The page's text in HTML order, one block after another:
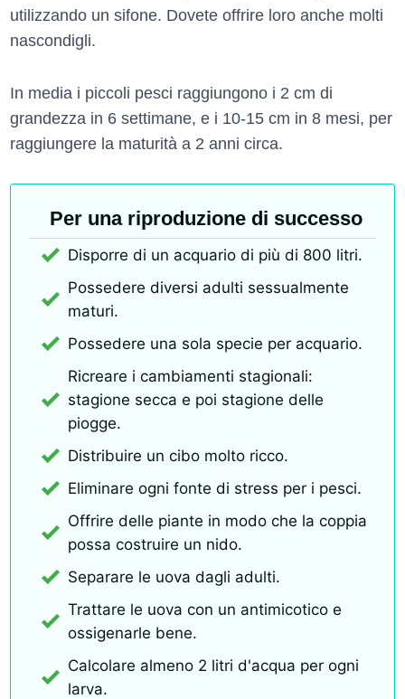
utilizzando un sifone. Dovete offrire loro anche molti
nascondigli.
In media i piccoli pesci raggiungono i 2 cm di
grandezza in 6 settimane, e i 10-15 cm in 8 mesi, per
raggiungere la maturità a 2 anni circa.
Per una riproduzione di successo
Disporre di un acquario di più di 800 litri.
Possedere diversi adulti sessualmente
maturi.
Possedere una sola specie per acquario.
Ricreare i cambiamenti stagionali:
stagione secca e poi stagione delle
piogge.
Distribuire un cibo molto ricco.
Eliminare ogni fonte di stress per i pesci.
Offrire delle piante in modo che la coppia
possa costruire un nido.
Separare le uova dagli adulti.
Trattare le uova con un antimicotico e
ossigenarle bene.
Calcolare almeno 2 litri d'acqua per ogni
larva.